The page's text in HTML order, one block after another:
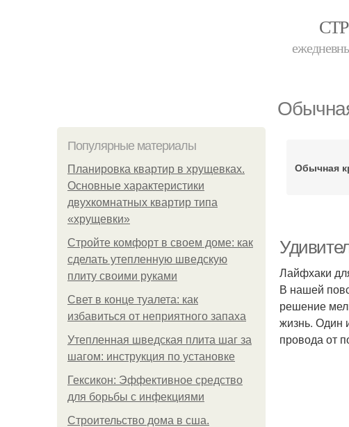
Популярные материалы
Планировка квартир в хрущевках.
Основные характеристики
двухкомнатных квартир типа
«хрущевки»
Стройте комфорт в своем доме: как
сделать утепленную шведскую
плиту своими руками
Свет в конце туалета: как
избавиться от неприятного запаха
Утепленная шведская плита шаг за
шагом: инструкция по установке
Гексикон: Эффективное средство
для борьбы с инфекциями
Строительство дома в сша.
Обычная
Лайфхаки
В нашей
решение
жизнь. Один
провода от